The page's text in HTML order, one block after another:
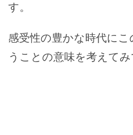
す。
感受性の豊かな時代に
うことの意味を考えてみ